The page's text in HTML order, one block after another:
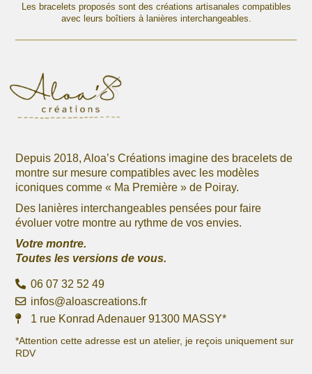
options
page
options
peuvent
Les bracelets proposés sont des créations artisanales compatibles
avec leurs boîtiers à lanières interchangeables.
Depuis 2018, Aloa’s Créations imagine des bracelets de
montre sur mesure compatibles avec les modèles
iconiques comme « Ma Première » de Poiray.
Des lanières interchangeables pensées pour faire
évoluer votre montre au rythme de vos envies.
Votre montre.
Toutes les versions de vous.
06 07 32 52 49
infos@aloascreations.fr
1 rue Konrad Adenauer 91300 MASSY*
*Attention cette adresse est un atelier, je reçois uniquement sur
RDV